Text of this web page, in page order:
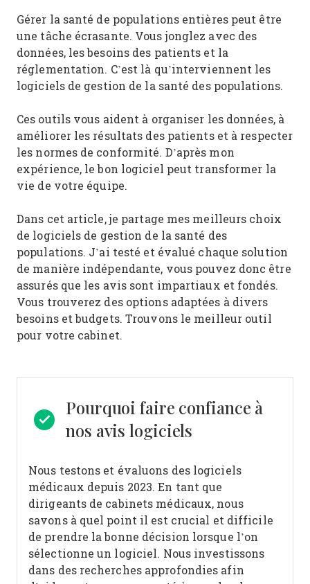
Gérer la santé de populations entières peut être
une tâche écrasante. Vous jonglez avec des
données, les besoins des patients et la
réglementation. C’est là qu’interviennent les
logiciels de gestion de la santé des populations.
Ces outils vous aident à organiser les données, à
améliorer les résultats des patients et à respecter
les normes de conformité. D’après mon
expérience, le bon logiciel peut transformer la
vie de votre équipe.
Dans cet article, je partage mes meilleurs choix
de logiciels de gestion de la santé des
populations. J’ai testé et évalué chaque solution
de manière indépendante, vous pouvez donc être
assurés que les avis sont impartiaux et fondés.
Vous trouverez des options adaptées à divers
besoins et budgets. Trouvons le meilleur outil
pour votre cabinet.
Pourquoi faire confiance à
nos avis logiciels
Nous testons et évaluons des logiciels
médicaux depuis 2023. En tant que
dirigeants de cabinets médicaux, nous
savons à quel point il est crucial et difficile
de prendre la bonne décision lorsque l’on
sélectionne un logiciel. Nous investissons
dans des recherches approfondies afin